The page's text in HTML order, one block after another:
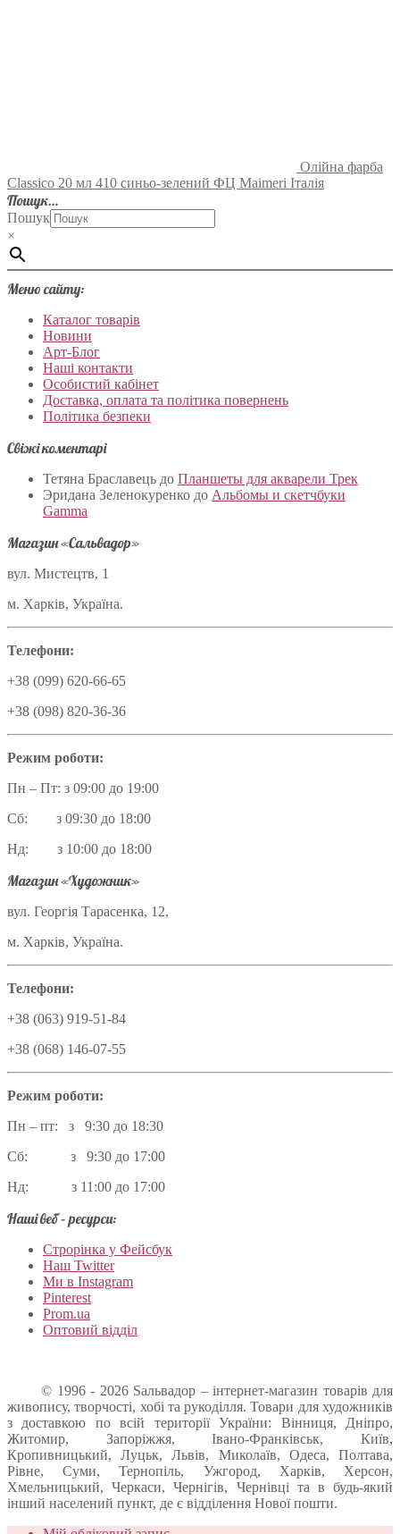
Олійна фарба
Classico 20 мл 410 синьо-зелений ФЦ Maimeri Італія
Пошук…
Пошук
×
Меню сайту:
Каталог товарів
Новини
Арт-Блог
Наші контакти
Особистий кабінет
Доставка, оплата та політика повернень
Політика безпеки
Свіжі коментарі
Тетяна Браславець до Планшеты для акварели Трек
Эридана Зеленокуренко до Альбомы и скетчбуки
Gamma
Магазин «Сальвадор»
вул. Мистецтв, 1
м. Харків, Україна.
Телефони:
+38 (099) 620-66-65
+38 (098) 820-36-36
Режим роботи:
Пн – Пт: з 09:00 до 19:00
Сб: з 09:30 до 18:00
Нд: з 10:00 до 18:00
Магазин «Художник»
вул. Георгія Тарасенка, 12,
м. Харків, Україна.
Телефони:
+38 (063) 919-51-84
+38 (068) 146-07-55
Режим роботи:
Пн – пт: з 9:30 до 18:30
Сб: з 9:30 до 17:00
Нд: з 11:00 до 17:00
Наші веб – ресурси:
Строрінка у Фейсбук
Наш Twitter
Ми в Instagram
Pinterest
Prom.ua
Оптовий відділ
© 1996 - 2026 Sальвадор – інтернет-магазин товарів для
живопису, творчості, хобі та рукоділля. Товари для художників
з доставкою по всій території України: Вінниця, Дніпро,
Житомир, Запоріжжя, Івано-Франківськ, Київ,
Кропивницький, Луцьк, Львів, Миколаїв, Одеса, Полтава,
Рівне, Суми, Тернопіль, Ужгород, Харків, Херсон,
Хмельницький, Черкаси, Чернігів, Чернівці та в будь-який
інший населений пункт, де є відділення Нової пошти.